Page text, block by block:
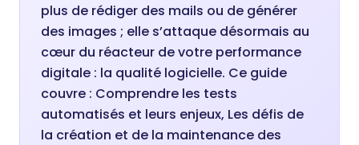
plus de rédiger des mails ou de générer
des images ; elle s’attaque désormais au
cœur du réacteur de votre performance
digitale : la qualité logicielle. Ce guide
couvre : Comprendre les tests
automatisés et leurs enjeux, Les défis de
la création et de la maintenance des